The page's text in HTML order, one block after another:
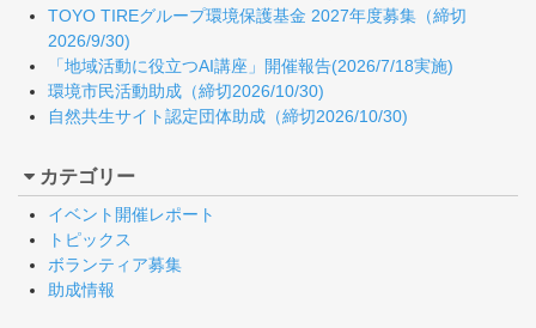
TOYO TIREグループ環境保護基金 2027年度募集（締切
2026/9/30)
「地域活動に役立つAI講座」開催報告(2026/7/18実施)
環境市民活動助成（締切2026/10/30)
自然共生サイト認定団体助成（締切2026/10/30)
カテゴリー
イベント開催レポート
トピックス
ボランティア募集
助成情報